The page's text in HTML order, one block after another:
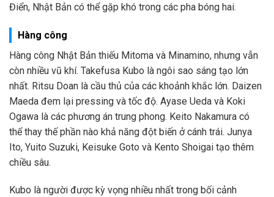
Điển, Nhật Bản có thể gặp khó trong các pha bóng hai.
Hàng công
Hàng công Nhật Bản thiếu Mitoma và Minamino, nhưng vẫn
còn nhiều vũ khí. Takefusa Kubo là ngôi sao sáng tạo lớn
nhất. Ritsu Doan là cầu thủ của các khoảnh khắc lớn. Daizen
Maeda đem lại pressing và tốc độ. Ayase Ueda và Koki
Ogawa là các phương án trung phong. Keito Nakamura có
thể thay thế phần nào khả năng đột biến ở cánh trái. Junya
Ito, Yuito Suzuki, Keisuke Goto và Kento Shoigai tạo thêm
chiều sâu.
Kubo là người được kỳ vọng nhiều nhất trong bối cảnh